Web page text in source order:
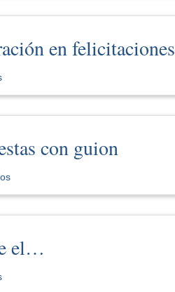
en felicitaciones
con guion
el…